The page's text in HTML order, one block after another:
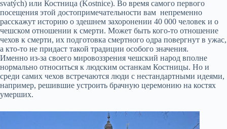
svatých) или Костница (Kostnice). Во время самого первого
посещения этой достопримечательности вам непременно
расскажут историю о здешнем захоронении 40 000 человек и о
чешском отношении к смерти. Может быть кого-то отношение
чехов к смерти, их подготовка смертного одра повергнут в ужас,
а кто-то не придаст такой традиции особого значения.
Именно из-за своего мировоззрения чешский народ вполне
нормально относиться к людским останкам Костницы. Но и
среди самих чехов встречаются люди с нестандартными идеями,
например, решившие устроить брачную церемонию на костях
умерших.